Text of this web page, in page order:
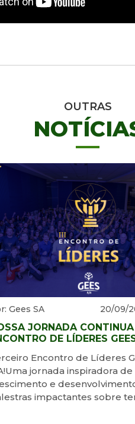
OUTRAS
Gees SA 20/09/
JORNADA
DE LÍDERES
Encontro de Líderes
jornada inspiradora de
e
impactantes sobre